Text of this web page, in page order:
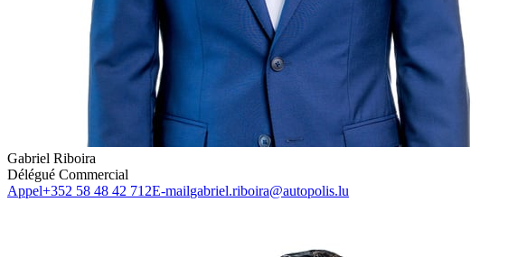
Gabriel Riboira
Délégué Commercial
Appel+352 58 48 42 712E-mailgabriel.riboira@autopolis.lu